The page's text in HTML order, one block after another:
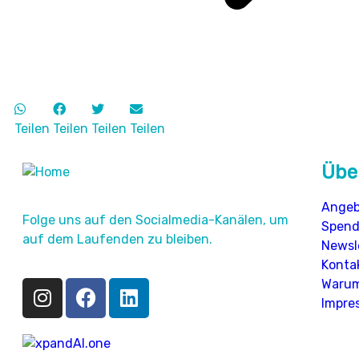
Teilen Teilen Teilen Teilen
Folge uns auf den Socialmedia-Kanälen, um
auf dem Laufenden zu bleiben.